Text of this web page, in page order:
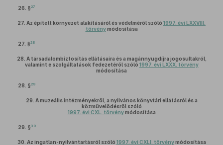
26. §27
27. Az épített környezet alakításáról és védelméről szóló 1997. évi LXXVIII.
törvénymódosítása
27. §28
28. A társadalombiztosítás ellátásaira és a magánnyugdíjra jogosultakról,
valamint e szolgáltatások fedezetéről szóló 1997. évi LXXX. törvény
módosítása
28. §29
29. A muzeális intézményekről, a nyilvános könyvtári ellátásról és a
közművelődésről szóló
1997. évi CXL. törvénymódosítása
29. §30
30. Az ingatlan-nyilvántartásról szóló 1997. évi CXLI. törvénymódosítása